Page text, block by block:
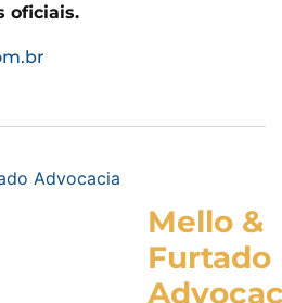
oficiais.
Mello &
Furtado